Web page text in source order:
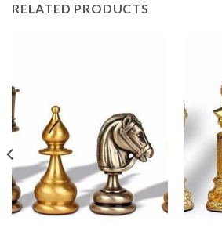
RELATED PRODUCTS